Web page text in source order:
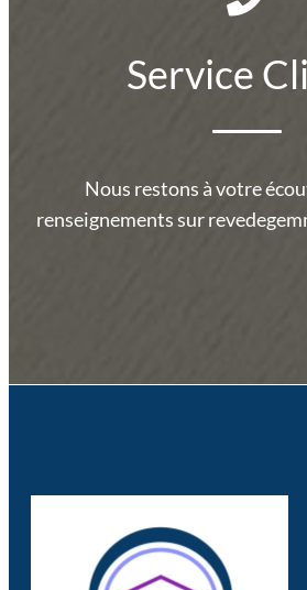
Service
Nous restons à votre
renseignements sur